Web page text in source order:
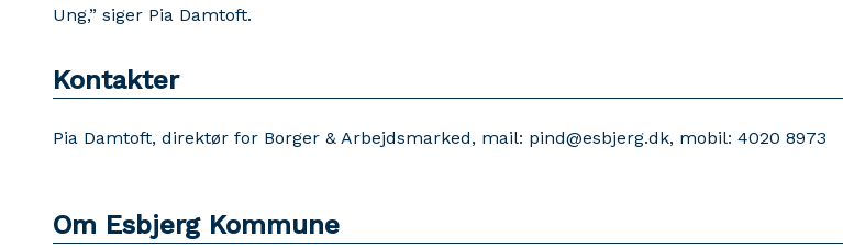
Ung,” siger Pia Damtoft.
Kontakter
Pia Damtoft, direktør for Borger & Arbejdsmarked, mail: pind@esbjerg.dk, mobil: 4020 8973
Om Esbjerg Kommune